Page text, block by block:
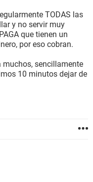
TODAS las
y no servir muy
que tienen un
por eso cobran.
muchos, sencillamente
10 minutos dejar de